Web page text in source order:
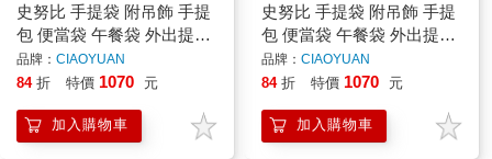
史努比 手提袋 附吊飾 手提
包 便當袋 午餐袋 外出提袋
尼龍加棉 奧拉夫 Snoopy
品牌： CIAOYUAN
84 折 特價 1070 元
加入購物車
史努比 手提袋 附吊飾 手提
包 便當袋 午餐袋 外出提袋
尼龍加棉 奧拉夫 Snoopy
品牌： CIAOYUAN
84 折 特價 1070 元
加入購物車